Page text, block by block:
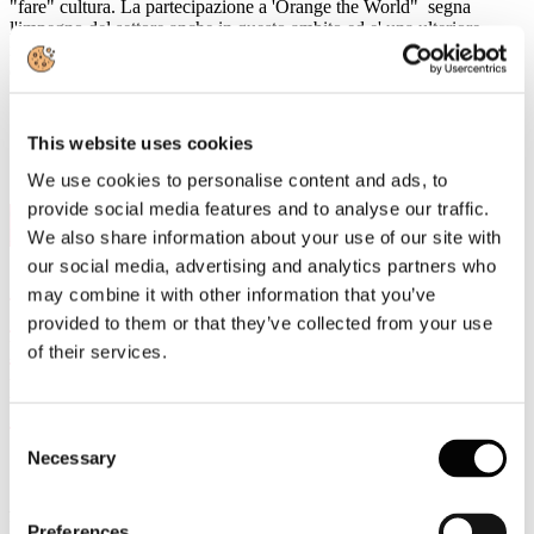
This website uses cookies
We use cookies to personalise content and ads, to
provide social media features and to analyse our traffic.
We also share information about your use of our site with
our social media, advertising and analytics partners who
may combine it with other information that you’ve
provided to them or that they’ve collected from your use
of their services.
Selection
Necessary
"fare" cultura. La partecipazione a 'Orange the World" segna
l'impegno del settore anche in questo ambito ed e' una ulteriore
modalita' per promuovere un cambiamento culturale su temi
essenziali a livello sociale. #UNWomen
Nov, 2024
“L’imballaggio sostenibile: la filiera della
carta dopo il PPWR” al Paper District a
Ecomondo: quali opportunità e
Ecomondo, la conferenza di apertura del
dal titolo: